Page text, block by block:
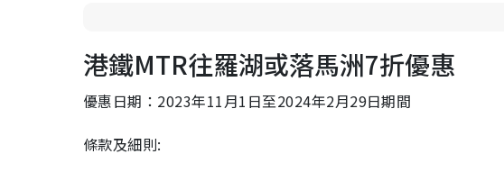
港鐵MTR往羅湖或落馬洲7折優惠
優惠日期：2023年11月1日至2024年2月29日期間
條款及細則: